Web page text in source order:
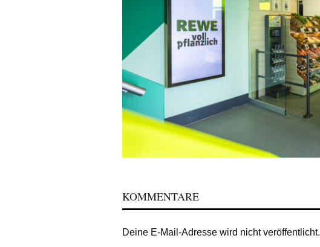
KOMMENTARE
Deine E-Mail-Adresse wird nicht veröffentlicht.